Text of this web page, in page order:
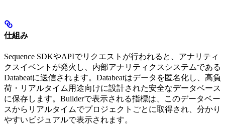
仕組み
Sequence SDKやAPIでリクエストが行われると、アナリティ
クスイベントが発火し、内部アナリティクスシステムである
Databeatに送信されます。Databeatはデータを匿名化し、高負
荷・リアルタイム用途向けに設計された安全なデータベース
に保存します。Builderで表示される指標は、このデータベー
スからリアルタイムでプロジェクトごとに取得され、分かり
やすいビジュアルで表示されます。